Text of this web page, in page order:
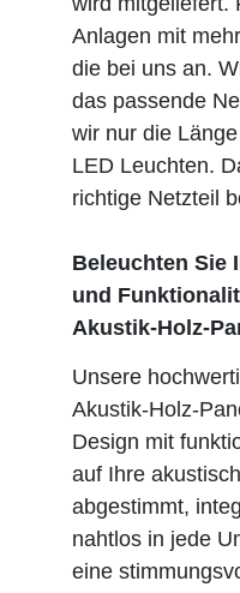
Anlagen mit
die bei uns an.
das passende
wir nur die
LED Leuchten.
richtige Netzteil
Beleuchten Sie
und
Akustik-Holz-
Unsere
Akustik-Holz-
Design mit
auf Ihre
abgestimmt,
nahtlos in jede
eine